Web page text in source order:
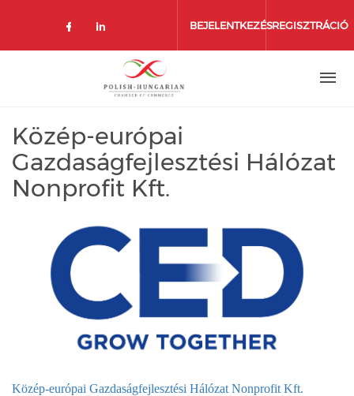
BEJELENTKEZÉSREGISZTRÁCIÓ
Közép-európai
Gazdaságfejlesztési Hálózat
Nonprofit Kft.
Közép-európai Gazdaságfejlesztési Hálózat Nonprofit Kft.